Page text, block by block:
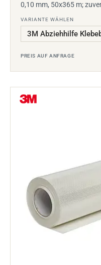
0,10 mm, 50x365 m;
VARIANTE WÄHLEN
PREIS AUF ANFRAGE